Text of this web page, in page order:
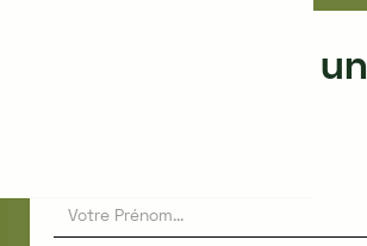
Faites appel à un